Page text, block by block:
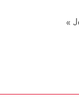
«